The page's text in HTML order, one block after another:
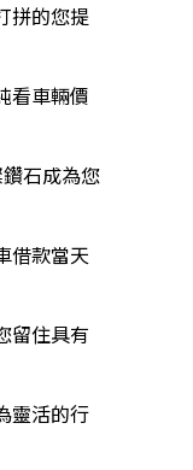
拼的您提
看車輛價
石成為您
借款當天
留住具有
靈活的行